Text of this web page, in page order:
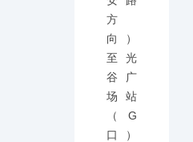
方
向）
至光
谷广
场站
（G
口）